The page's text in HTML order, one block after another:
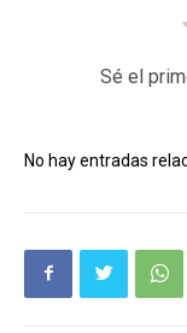
Sé el
No hay entradas